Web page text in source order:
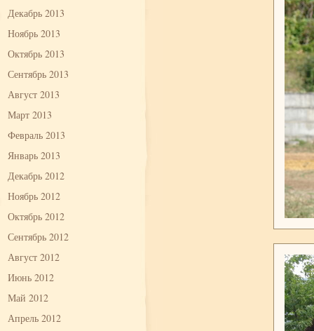
Декабрь 2013
Ноябрь 2013
Октябрь 2013
Сентябрь 2013
Август 2013
Март 2013
Февраль 2013
Январь 2013
Декабрь 2012
Ноябрь 2012
Октябрь 2012
Сентябрь 2012
Август 2012
Июнь 2012
Май 2012
Апрель 2012